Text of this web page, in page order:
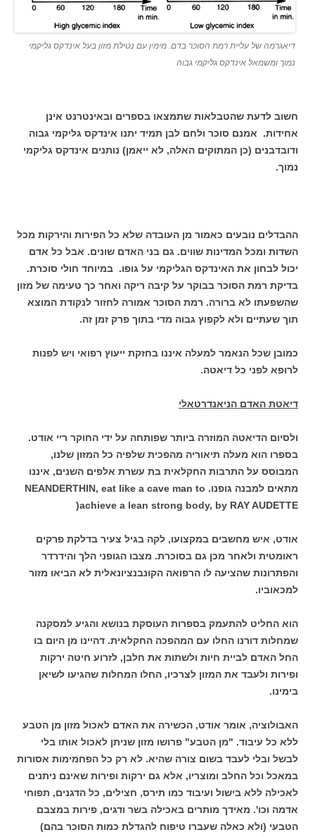
דיאגרמה של עליית רמת הסוכר בדם. מימין עם נטילת מזון בעל אינדקס גליקמי
נמוך ומשמאל אינדקס גליקמי גבוה
חשוב לדעת שהטבלאות שתמצאו בספרים ובאינטרנט אינן
אחידות. אמנם סוכר ולחם לבן תמיד יתנו אינדקס גליקמי גבוה
ודובדבנים (כן המתוקים האלה, לא ייאמן) נותנים אינדקס גליקמי
נמוך.
ההבדלים נובעים כאמור מן העובדה שלא כל הפירות והירקות מכל
השדות ומכל המדינות שווים. גם בני האדם שונים. אבל כל אדם
יכול לבחון את האינדקס הגליקמי על גופו. במיוחד חולי סוכרת.
בדיקת רמת הסוכר בבוקר על קיבה ריקה ואחר כך טעימה של מזון
שהשפעתו לא ברורה. רמת הסוכר אמורה לחזור לנקודת המוצא
תוך שעתיים ולא לקפוץ גבוה מדי בתוך פרק זמן זה.
כמובן שכל הנאמר למעלה איננו בחזקת ייעוץ רפואי ויש לפנות
לרופא לפני כל דיאטה.
דיאטת האדם הניאנדרטאלי
ולסיום הדיאטה המוזרה ביותר שפותחה על ידי החוקר ריי אודט.
בספרו הוא מעלה תיאוריה מהפכית שלפיה כל המזון שלנו,
המבוסס על התרבות החקלאית בת עשרת אלפים השנים, איננו
מתאים למבנה גופנו. NEANDERTHIN, eat like a cave man to
achieve a lean strong body, by RAY AUDETTE(
אודט, איש מחשבים במקצועו, לקה בגיל צעיר בדלקת פרקים
ראומטית ולאחר מכן גם בסוכרת. מצבו הגופני הלך והידרדר
והפתרונות שהציעה לו הרפואה הקונבנציונאלית לא הביאו מזור
למכאוביו.
הוא החליט להתעמק בספרות העוסקת בנושא והגיע למסקנה
שמחלות דורנו החלו עם המהפכה החקלאית. דהיינו מן היום בו
החל האדם לביית חיות ולשתות את חלבן, לזרוע חיטה ירקות
ופירות ולעבד את המזון לצרכיו, החלו המחלות שהגיעו לשיאן
בימינו.
האבולוציה, אומר אודט, הכשירה את האדם לאכול מזון מן הטבע
ללא כל עיבוד. "מן הטבע" פרושו מזון שניתן לאכול אותו בלי
לבשל ובלי לעבד בשום צורה שהיא. לא רק כל הפחמימות אסורות
במאכל וכל החלב ומוצריו, אלא גם ירקות ופירות שאינם ניתנים
לאכילה ללא בישול ועיבוד כמו תירס, חצילים, כל הדגנים, תפוחי
אדמה וכו'. מאידך מותרים באכילה בשר ודגים, פירות במצבם
הטבעי (ולא כאלה שעברו טיפוח להגדלת כמות הסוכר בהם)